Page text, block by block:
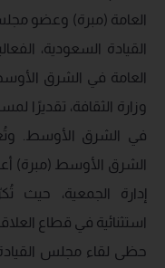
العامة (مبرة) وعضو
القيادة السعودية،
العامة في الشرق
وزارة الثقافة، تقديرًا
في الشرق الأوسط.
الشرق الأوسط (مبرة)
إدارة الجمعية، حيث
استثنائية في قطاع
حظى لقاء مجلس